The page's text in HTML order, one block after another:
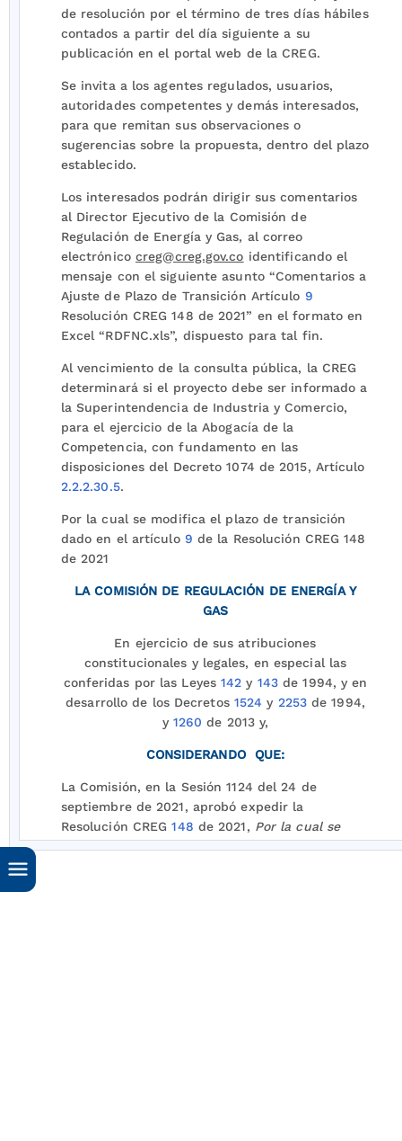
de resolución por el término de tres días hábiles
contados a partir del día siguiente a su
publicación en el portal web de la CREG.
Se invita a los agentes regulados, usuarios,
autoridades competentes y demás interesados,
para que remitan sus observaciones o
sugerencias sobre la propuesta, dentro del plazo
establecido.
Los interesados podrán dirigir sus comentarios
al Director Ejecutivo de la Comisión de
Regulación de Energía y Gas, al correo
electrónico creg@creg.gov.co identificando el
mensaje con el siguiente asunto “Comentarios a
Ajuste de Plazo de Transición Artículo 9
Resolución CREG 148 de 2021” en el formato en
Excel “RDFNC.xls”, dispuesto para tal fin.
Al vencimiento de la consulta pública, la CREG
determinará si el proyecto debe ser informado a
la Superintendencia de Industria y Comercio,
para el ejercicio de la Abogacía de la
Competencia, con fundamento en las
disposiciones del Decreto 1074 de 2015, Artículo
2.2.2.30.5.
Por la cual se modifica el plazo de transición
dado en el artículo 9 de la Resolución CREG 148
de 2021
LA COMISIÓN DE REGULACIÓN DE ENERGÍA Y
GAS
En ejercicio de sus atribuciones
constitucionales y legales, en especial las
conferidas por las Leyes142 y 143 de 1994, y en
desarrollo de los Decretos 1524 y 2253de 1994,
y 1260 de 2013 y,
CONSIDERANDO QUE:
La Comisión, en la Sesión 1124 del 24 de
septiembre de 2021, aprobó expedir la
Resolución CREG148 de 2021, Por la cual se